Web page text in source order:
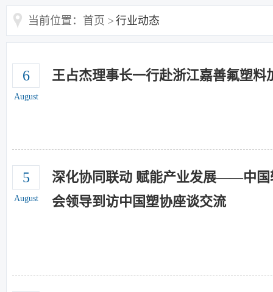
当前位置：首页 >行业动态
6
August
王占杰理事长一行赴浙江嘉善氟塑料
5
August
深化协同联动 赋能产业发展——中国
会领导到访中国塑协座谈交流